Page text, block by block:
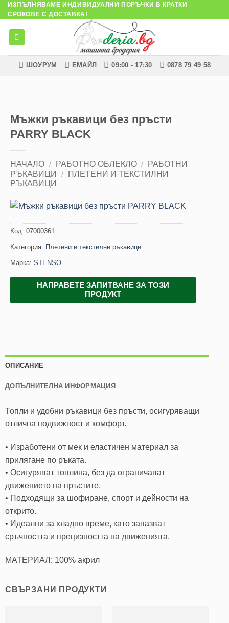
Skip
to
content
ИЗПЪЛНЯВАМЕ ИНДИВИДУАЛНИ ПОРЪЧКИ В КРАТКИ
СРОКОВЕ С ДОСТАВКА!
ШОУРУМ ЕМАЙЛ 09:00 - 17:30 0878 79 49 58
Мъжки ръкавици без пръсти
PARRY BLACK
НАЧАЛО / РАБОТНО ОБЛЕКЛО /
РАБОТНИ
РЪКАВИЦИ
/
ПЛЕТЕНИ И ТЕКСТИЛНИ
РЪКАВИЦИ
Код: 07000361
Категория: Плетени и текстилни ръкавици
Марка: STENSO
НАПРАВЕТЕ ЗАПИТВАНЕ ЗА ТОЗИ
ПРОДУКТ
ОПИСАНИЕ
ДОПЪЛНИТЕЛНА ИНФОРМАЦИЯ
Топли и удобни ръкавици без пръсти, осигуряващи
отлична подвижност и комфорт.
• Изработени от мек и еластичен материал за
прилягане по ръката.
• Осигуряват топлина, без да ограничават
движението на пръстите.
• Подходящи за шофиране, спорт и дейности на
открито.
• Идеални за хладно време, като запазват
сръчността и прецизността на движенията.
МАТЕРИАЛ: 100% акрил
СВЪРЗАНИ ПРОДУКТИ